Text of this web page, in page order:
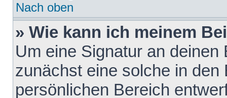
Nach oben
» Wie kann ich meinem
Um eine Signatur an
zunächst eine solche in den
persönlichen Bereich